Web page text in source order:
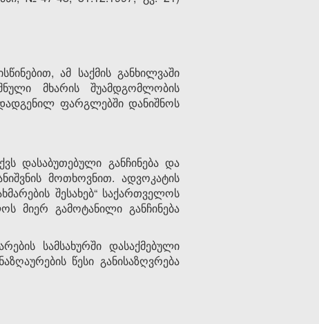
ამ საქმის განხილვაში
მხარის შუამდგომლობის
ფარგლებში დანიშნოს
დასაბუთებული განჩინება და
მოთხოვნით. ადვოკატის
შესახებ“ საქართველოს
მიერ გამოტანილი განჩინება
სამსახურში დასაქმებული
წესი განისაზღვრება